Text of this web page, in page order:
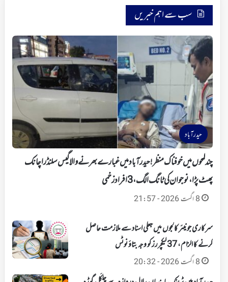
سب سے اہم خبریں
حیدرآباد
چند لمحوں میں خوفناک منظر!حیدرآباد میں غبارے بھرنے والا گیس سلنڈر اچانک
پھٹ پڑا، نوجوان کی ٹانگ الگ، 3 افراد زخمی
8 اگست 2026 - 21:57
سرکاری جونیئر کالجوں میں جعلی اسناد سے ملازمت حاصل
کرنے کا الزام، 37 لیکچررز کو وجہ بتاؤ نوٹس
8 اگست 2026 - 20:32